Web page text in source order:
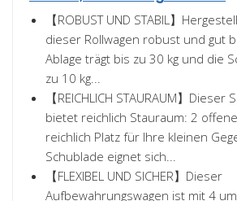
【ROBUST UND STABIL】
dieser Rollwagen robust und gut
Ablage trägt bis zu 30 kg und die
zu 10 kg...
【REICHLICH STAURAUM】Dieser
bietet reichlich Stauraum: 2
reichlich Platz für Ihre kleinen
Schublade eignet sich...
【FLEXIBEL UND SICHER】Dieser
Aufbewahrungswagen ist mit 4